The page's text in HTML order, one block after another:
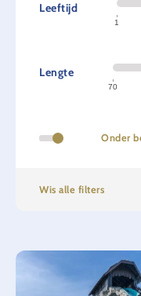
Leeftijd
1
Lengte
70
Onder
Wis alle filters